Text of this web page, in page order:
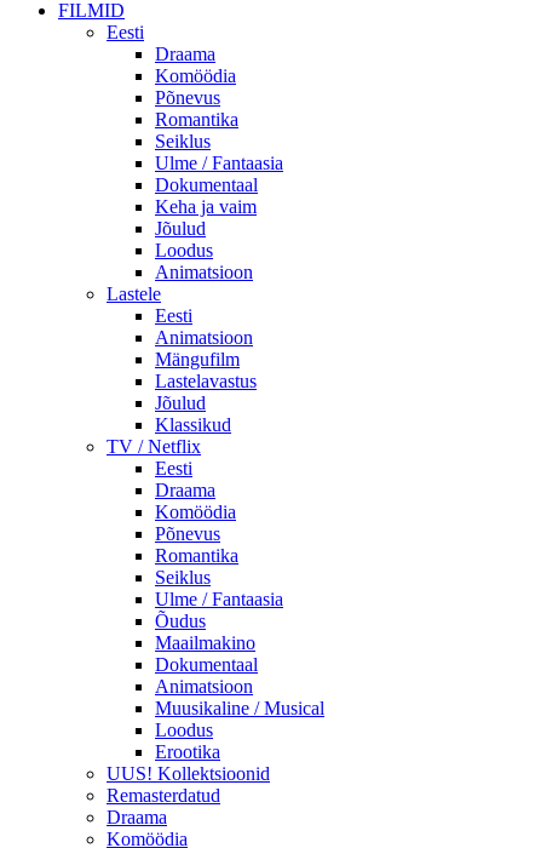
FILMID
Eesti
Draama
Komöödia
Põnevus
Romantika
Seiklus
Ulme / Fantaasia
Dokumentaal
Keha ja vaim
Jõulud
Loodus
Animatsioon
Lastele
Eesti
Animatsioon
Mängufilm
Lastelavastus
Jõulud
Klassikud
TV / Netflix
Eesti
Draama
Komöödia
Põnevus
Romantika
Seiklus
Ulme / Fantaasia
Õudus
Maailmakino
Dokumentaal
Animatsioon
Muusikaline / Musical
Loodus
Erootika
UUS! Kollektsioonid
Remasterdatud
Draama
Komöödia